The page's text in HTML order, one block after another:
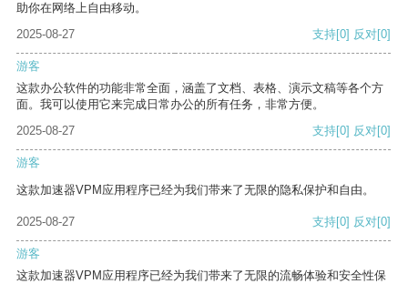
助你在网络上自由移动。
2025-08-27
支持[0] 反对[0]
游客
这款办公软件的功能非常全面，涵盖了文档、表格、演示文稿等各个方
面。我可以使用它来完成日常办公的所有任务，非常方便。
2025-08-27
支持[0] 反对[0]
游客
这款加速器VPM应用程序已经为我们带来了无限的隐私保护和自由。
2025-08-27 支持[0] 反对[0]
游客
这款加速器VPM应用程序已经为我们带来了无限的流畅体验和安全性保